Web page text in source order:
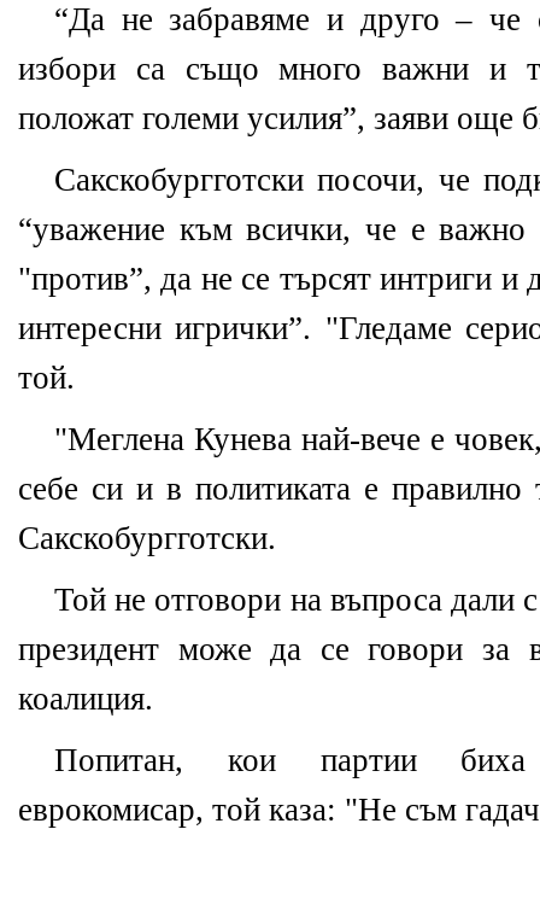
“Да не забравяме и друго – че
избори са също много важни и
положат големи усилия”, заяви още
Сакскобургготски посочи, че
“уважение към всички, че е важно
"против”, да не се търсят интриги и
интересни игрички”. "Гледаме
той.
"Меглена Кунева най-вече е
себе си и в политиката е
Сакскобургготски.
Той не отговори на въпроса дали
президент може да се говори за
коалиция.
Попитан, кои партии биха
еврокомисар, той каза: "Не съм